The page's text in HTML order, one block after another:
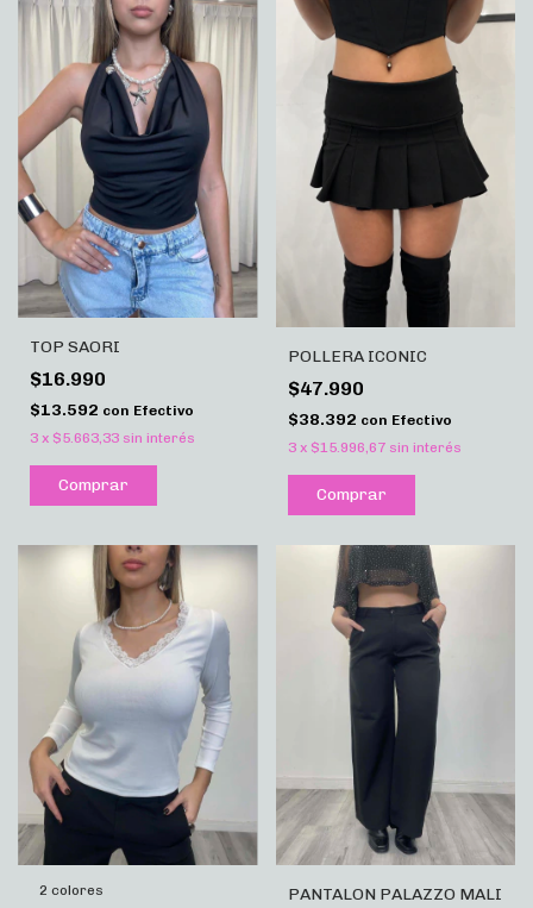
TOP SAORI
$16.990
$13.592 con Efectivo
3 x $5.663,33 sin interés
Comprar
POLLERA ICONIC
$47.990
$38.392 con Efectivo
3 x $15.996,67 sin interés
Comprar
2 colores PANTALON PALAZZO MALI